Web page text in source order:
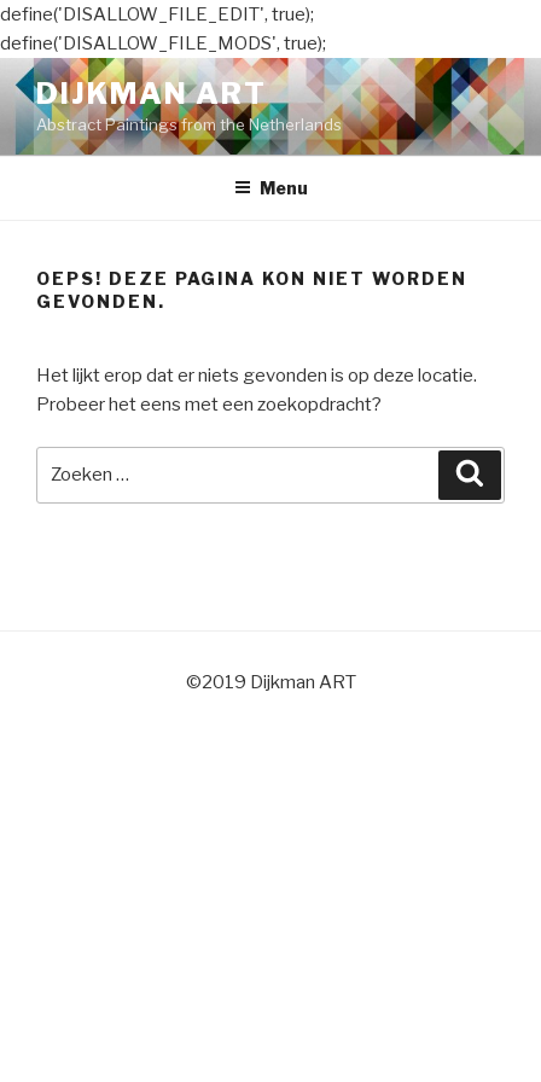
define('DISALLOW_FILE_EDIT', true);
define('DISALLOW_FILE_MODS', true);
Naar
de
inhoud
springen
DIJKMAN ART
Abstract Paintings from the Netherlands
Menu
OEPS! DEZE PAGINA KON NIET WORDEN
GEVONDEN.
Het lijkt erop dat er niets gevonden is op deze locatie.
Probeer het eens met een zoekopdracht?
©2019 Dijkman ART